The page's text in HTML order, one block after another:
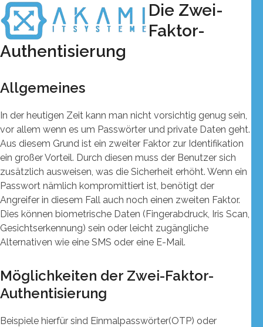
Skip
to
content
Open
mobile
menu
Close
mobile
menu
Die Zwei-
Faktor-
Authentisierung
Allgemeines
In der heutigen Zeit kann man nicht vorsichtig genug sein,
vor allem wenn es um Passwörter und private Daten geht.
Aus diesem Grund ist ein zweiter Faktor zur Identifikation
ein großer Vorteil. Durch diesen muss der Benutzer sich
zusätzlich ausweisen, was die Sicherheit erhöht. Wenn ein
Passwort nämlich kompromittiert ist, benötigt der
Angreifer in diesem Fall auch noch einen zweiten Faktor.
Dies können biometrische Daten (Fingerabdruck, Iris Scan,
Gesichtserkennung) sein oder leicht zugängliche
Alternativen wie eine SMS oder eine E-Mail.
Möglichkeiten der Zwei-Faktor-
Authentisierung
Beispiele hierfür sind Einmalpasswörter(OTP) oder